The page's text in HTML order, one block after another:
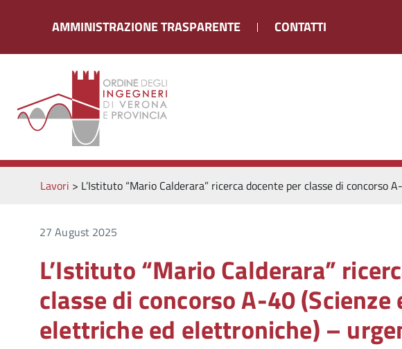
AMMINISTRAZIONE TRASPARENTE CONTATTI
Lavori > L’Istituto “Mario Calderara” ricerca docente per classe di
27 August 2025
L’Istituto “Mario Calderara”
classe di concorso A-40
elettriche ed elettroniche) –